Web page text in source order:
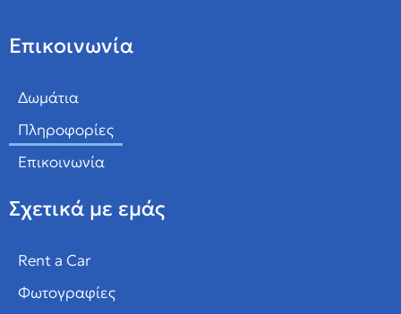
Επικοινωνία
Δωμάτια
Πληροφορίες
Επικοινωνία
Σχετικά με εμάς
Rent a Car
Φωτογραφίες